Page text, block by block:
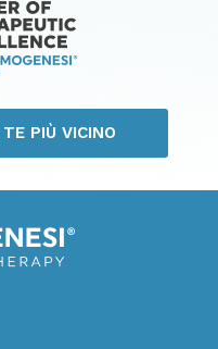
PIÙ VICINO